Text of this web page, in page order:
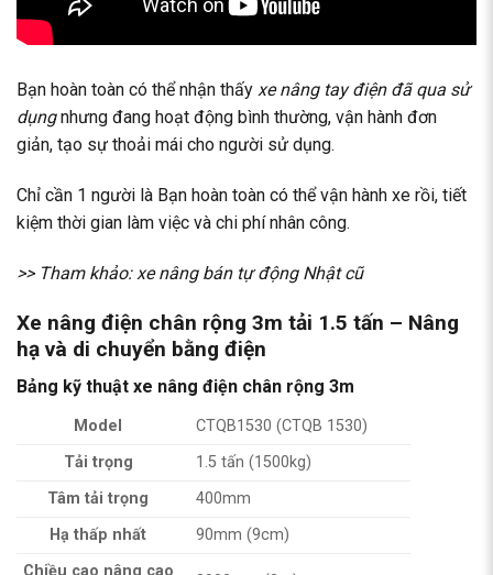
Bạn hoàn toàn có thể nhận thấy xe nâng tay điện đã qua sử
dụngnhưng đang hoạt động bình thường, vận hành đơn
giản, tạo sự thoải mái cho người sử dụng.
Chỉ cần 1 người là Bạn hoàn toàn có thể vận hành xe rồi, tiết
kiệm thời gian làm việc và chi phí nhân công.
>> Tham khảo: xe nâng bán tự động Nhật cũ
Xe nâng điện chân rộng 3m tải 1.5 tấn – Nâng
hạ và di chuyển bằng điện
Bảng kỹ thuật xe nâng điện chân rộng 3m
Model
CTQB1530 (CTQB 1530)
Tải trọng
1.5 tấn (1500kg)
Tâm tải trọng
400mm
Hạ thấp nhất
90mm (9cm)